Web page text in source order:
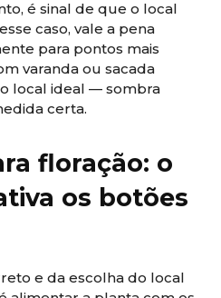
é sinal de que o local
caso, vale a pena
para pontos mais
varanda ou sacada
local ideal — sombra
certa.
floração: o
os botões
e da escolha do local